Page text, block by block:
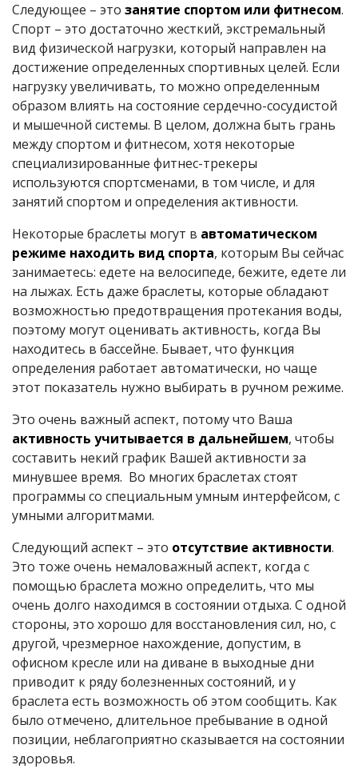
Следующее – это занятие спортом или фитнесом.
Спорт – это достаточно жесткий, экстремальный
вид физической нагрузки, который направлен на
достижение определенных спортивных целей. Если
нагрузку увеличивать, то можно определенным
образом влиять на состояние сердечно-сосудистой
и мышечной системы. В целом, должна быть грань
между спортом и фитнесом, хотя некоторые
специализированные фитнес-трекеры
используются спортсменами, в том числе, и для
занятий спортом и определения активности.
Некоторые браслеты могут в автоматическом
режиме находить вид спорта, которым Вы сейчас
занимаетесь: едете на велосипеде, бежите, едете ли
на лыжах. Есть даже браслеты, которые обладают
возможностью предотвращения протекания воды,
поэтому могут оценивать активность, когда Вы
находитесь в бассейне. Бывает, что функция
определения работает автоматически, но чаще
этот показатель нужно выбирать в ручном режиме.
Это очень важный аспект, потому что Ваша
активность учитывается в дальнейшем, чтобы
составить некий график Вашей активности за
минувшее время. Во многих браслетах стоят
программы со специальным умным интерфейсом, с
умными алгоритмами.
Следующий аспект – это отсутствие активности.
Это тоже очень немаловажный аспект, когда с
помощью браслета можно определить, что мы
очень долго находимся в состоянии отдыха. С одной
стороны, это хорошо для восстановления сил, но, с
другой, чрезмерное нахождение, допустим, в
офисном кресле или на диване в выходные дни
приводит к ряду болезненных состояний, и у
браслета есть возможность об этом сообщить. Как
было отмечено, длительное пребывание в одной
позиции, неблагоприятно сказывается на состоянии
здоровья.